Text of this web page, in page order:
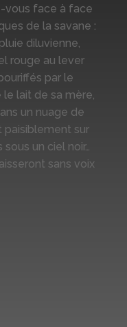
vous face à face
de la savane :
diluvienne,
rouge au lever
par le
lait de sa mère,
un nuage de
paisiblement sur
sous un ciel noir…
sans voix